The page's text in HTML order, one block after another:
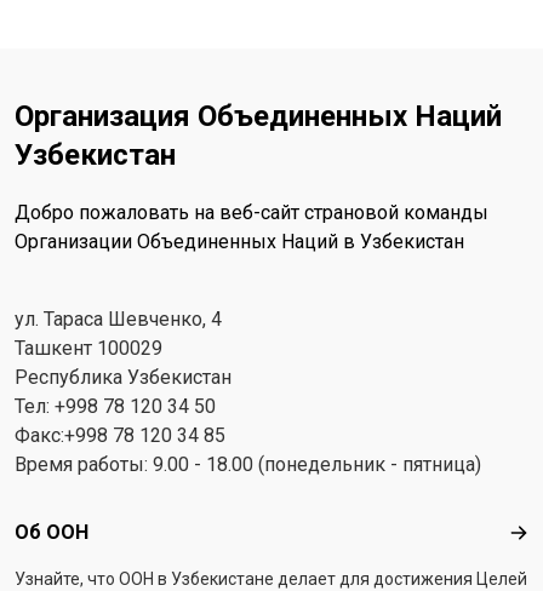
Организация Объединенных Наций
Узбекистан
Добро пожаловать на веб-сайт страновой команды
Организации Объединенных Наций в Узбекистан
ул. Тараса Шевченко, 4
Ташкент 100029
Республика Узбекистан
Тел: +998 78 120 34 50
Факс:+998 78 120 34 85
Время работы: 9.00 - 18.00 (понедельник - пятница)
Footer menu
Об ООН Об
Узнайте, что ООН в Узбекистанe делает для достижения Целей